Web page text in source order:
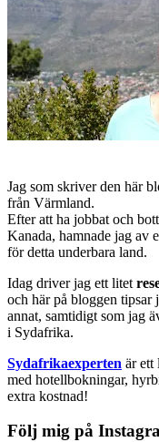
Jag som skriver den här
från Värmland.
Efter att ha jobbat och
Kanada, hamnade jag av
för detta underbara land.
Idag driver jag ett litet
och här på bloggen tipsar
annat, samtidigt som jag
i Sydafrika.
Sydafrikaexperten är ett
med hotellbokningar,
extra kostnad!
Följ mig på